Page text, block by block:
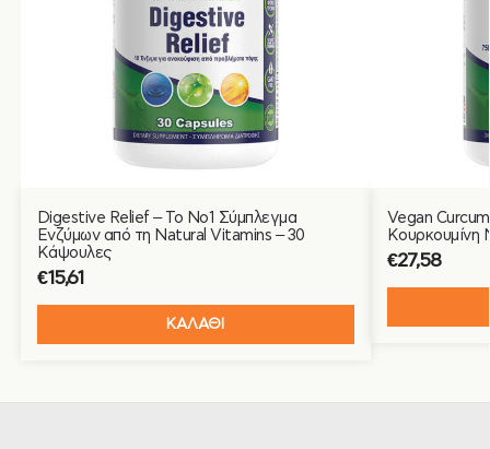
Digestive Relief – Το Νο1 Σύμπλεγμα
Ενζύμων από τη Natural Vitamins – 30
Κάψουλες
€15,61
ΚΑΛΑΘΙ
Vegan
Κουρκουμίνη
€27,58